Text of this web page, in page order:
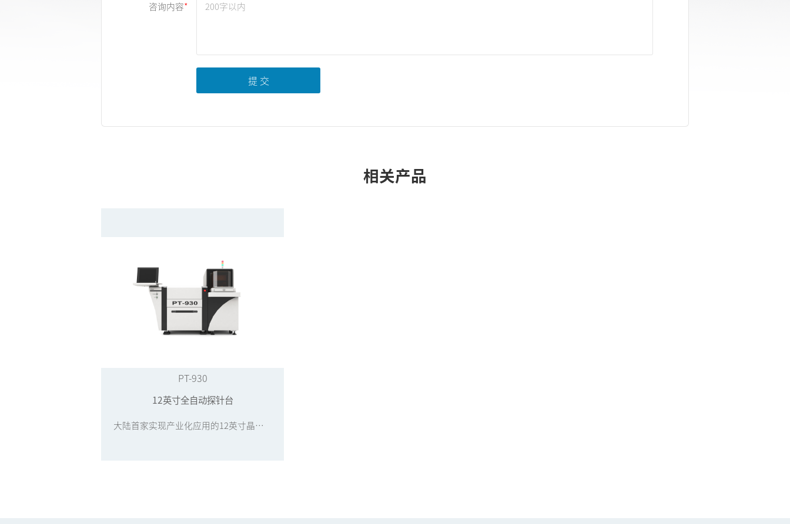
咨询内容
提 交
相关产品
PT-930
12英寸全自动探针台
大陆首家实现产业化应用的12英寸晶圆探针台设备厂商